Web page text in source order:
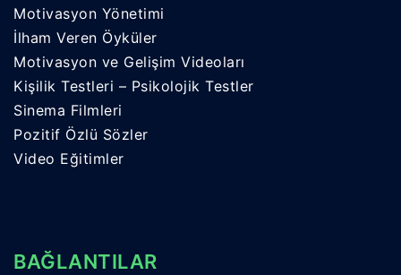
Motivasyon Yönetimi
İlham Veren Öyküler
Motivasyon ve Gelişim Videoları
Kişilik Testleri – Psikolojik Testler
Sinema Filmleri
Pozitif Özlü Sözler
Video Eğitimler
BAĞLANTILAR